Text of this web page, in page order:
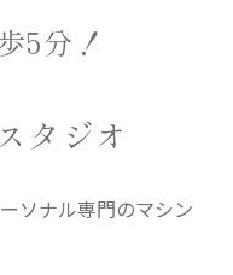
5分！
タジオ
ソナル専門のマシン